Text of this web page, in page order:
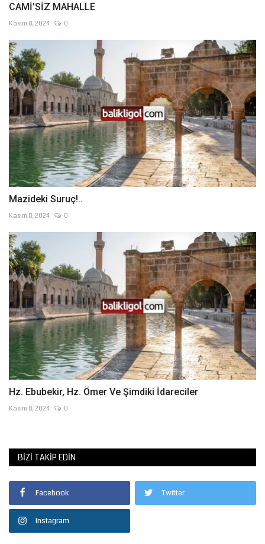
CAMİ’SİZ MAHALLE
Kasım 8, 2024 0
Mazideki Suruç!..
Kasım 8, 2024 0
Hz. Ebubekir, Hz. Ömer Ve Şimdiki İdareciler
Kasım 8, 2024 0
BIZI TAKIP EDIN
Facebook Twitter
Instagram